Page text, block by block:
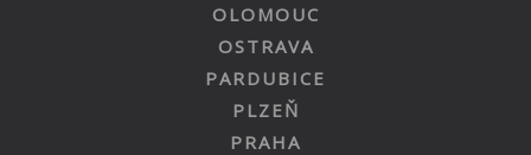
OLOMOUC
OSTRAVA
PARDUBICE
PLZEŇ
PRAHA